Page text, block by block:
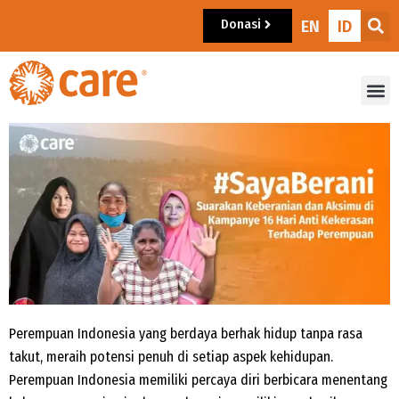
Donasi EN ID
Perempuan Indonesia yang berdaya berhak hidup tanpa rasa
takut, meraih potensi penuh di setiap aspek kehidupan.
Perempuan Indonesia memiliki percaya diri berbicara menentang